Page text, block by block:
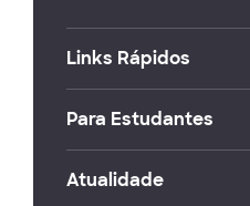
Links Rápidos
Para Estudantes
Atualidade